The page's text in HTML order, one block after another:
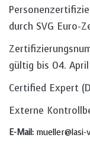
durch SVG Euro-
gültig bis 04.
Certified Expert
Externe
E-Mail: